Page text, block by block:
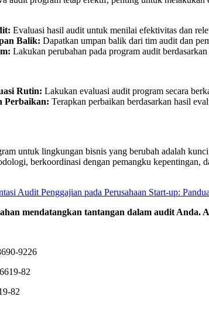
Evaluasi hasil audit untuk menilai efektivitas dan
Balik: Dapatkan umpan balik dari tim audit dan
Lakukan perubahan pada program audit
Rutin: Lakukan evaluasi audit program secara
Perbaikan: Terapkan perbaikan berdasarkan hasil
untuk lingkungan bisnis yang berubah adalah
berkoordinasi dengan pemangku kepentingan,
Audit Penggajian pada Perusahaan Start-up:
mendatangkan tantangan dalam audit Anda.
9226
82
82